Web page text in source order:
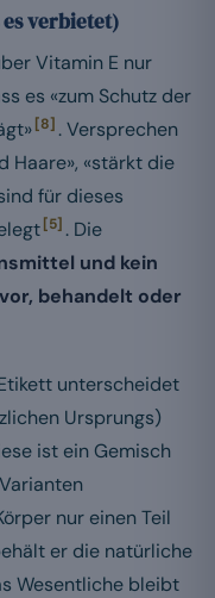
es verbietet)
Vitamin E nur
es «zum Schutz der
[8] . Versprechen
Haare», «stärkt die
für dieses
[5] . Die
und kein
behandelt oder
unterscheidet
Ursprungs)
ist ein Gemisch
nur einen Teil
er die natürliche
Wesentliche bleibt